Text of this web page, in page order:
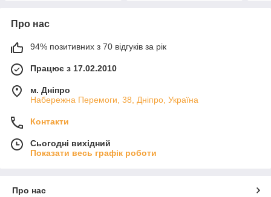
Про нас
94% позитивних з 70 відгуків за рік
Працює з 17.02.2010
м. Дніпро
Набережна Перемоги, 38, Дніпро, Україна
Контакти
Сьогодні вихідний
Показати весь графік роботи
Про нас